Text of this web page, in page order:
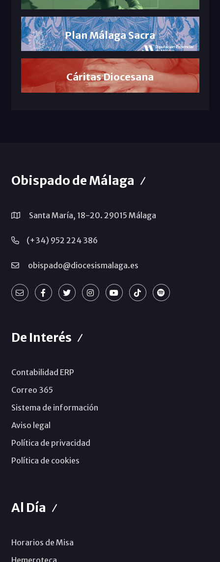
Plan Málaga Sacra
Cáritas Diocesana
Obispado de Málaga
Santa María, 18-20. 29015 Málaga
(+34) 952 224 386
obispado@diocesismalaga.es
De Interés
Contabilidad ERP
Correo 365
Sistema de información
Aviso legal
Política de privacidad
Política de cookies
Al Día
Horarios de Misa